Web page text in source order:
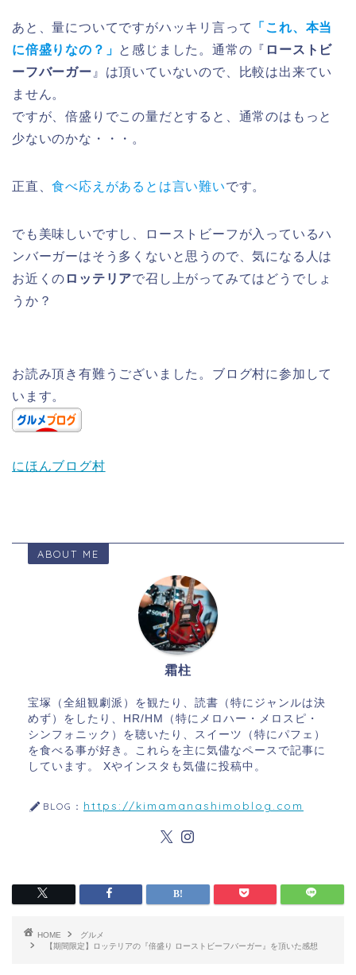
あと、量についてですがハッキリ言って
「これ、本当
に倍盛りなの？」 と感じました。通常の『 ローストビ
ーフバーガー 』は頂いていないので、比較は出来てい
ません。
ですが、倍盛りでこの量だとすると、通常のはもっと
少ないのかな・・・。
正直、食べ応えがあるとは言い難いです。
でも美味しいですし、ローストビーフが入っているハ
ンバーガーはそう多くないと思うので、気になる人は
お近くの ロッテリアで召し上がってみてはどうでしょ
うか？
お読み頂き有難うございました。ブログ村に参加して
います。
にほんブログ村
ABOUT ME
霜柱
宝塚（全組観劇派）を観たり、読書（特にジャンルは決
めず）をしたり、HR/HM（特にメロハー・メロスピ・
シンフォニック）を聴いたり、スイーツ（特にパフェ）
を食べる事が好き。これらを主に気儘なペースで記事に
しています。 Xやインスタも気儘に投稿中。
BLOG： https://kimamanashimoblog.com
HOME
グルメ
【期間限定】ロッテリアの『倍盛り ローストビーフバーガー』を頂いた感想